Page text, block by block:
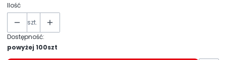
Ilość
szt.
Dostępność:
powyżej 100szt